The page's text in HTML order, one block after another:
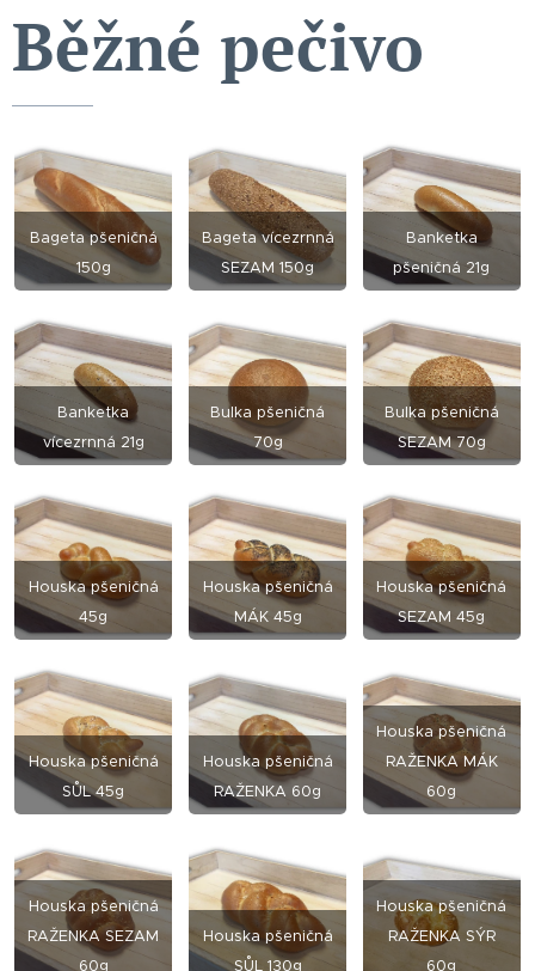
Běžné pečivo
Bageta pšeničná
150g
Bageta vícezrnná
SEZAM 150g
Banketka
pšeničná 21g
Banketka
vícezrnná 21g
Bulka pšeničná
70g
Bulka pšeničná
SEZAM 70g
Houska pšeničná
45g
Houska pšeničná
MÁK 45g
Houska pšeničná
SEZAM 45g
Houska pšeničná
SŮL 45g
Houska pšeničná
RAŽENKA 60g
Houska pšeničná
RAŽENKA MÁK
60g
Houska pšeničná
RAŽENKA SEZAM
60g
Houska pšeničná
SŮL 130g
Houska pšeničná
RAŽENKA SÝR
60g